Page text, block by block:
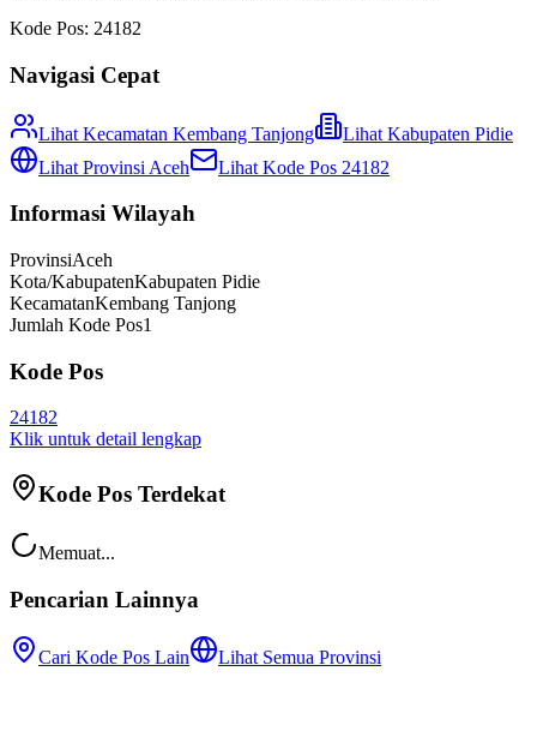
Kode Pos: 24182
Navigasi Cepat
Lihat Kecamatan Kembang Tanjong Lihat Kabupaten Pidie
Lihat Provinsi Aceh Lihat Kode Pos 24182
Informasi Wilayah
ProvinsiAceh
Kota/KabupatenKabupaten Pidie
KecamatanKembang Tanjong
Jumlah Kode Pos1
Kode Pos
24182
Klik untuk detail lengkap
Kode Pos Terdekat
Memuat...
Pencarian Lainnya
Cari Kode Pos Lain Lihat Semua Provinsi